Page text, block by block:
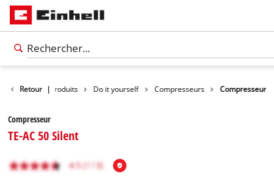
Retour | Produits Do it yourself Compresseurs Compresseur
Compresseur
TE-AC 50 Silent